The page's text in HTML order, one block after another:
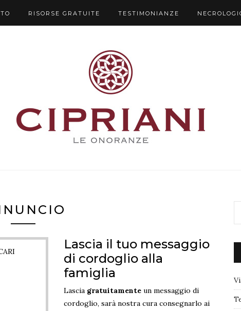
RISORSE GRATUITE TESTIMONIANZE
Lascia il tuo messaggio
di cordoglio alla
famiglia
Lascia gratuitamente un messaggio di
cordoglio, sarà nostra cura consegnarlo ai